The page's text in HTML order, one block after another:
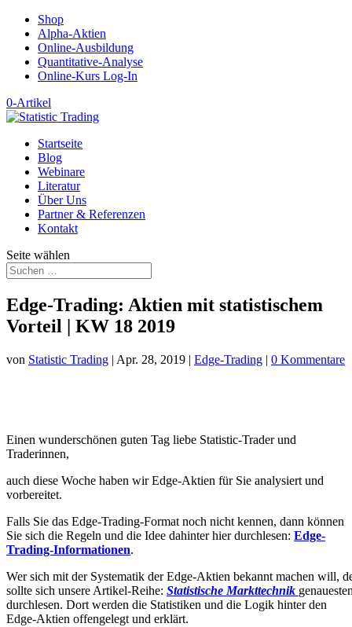
Shop
Alpha-Aktien
Online-Ausbildung
Quantitative-Analyse
Online-Kurs Log-In
0-Artikel
Startseite
Blog
Webinare
Literatur
Über Uns
Partner & Referenzen
Kontakt
Seite wählen
Edge-Trading: Aktien mit statistischem
Vorteil | KW 18 2019
von Statistic Trading | Apr. 28, 2019 | Edge-Trading | 0 Kommentare
Einen wunderschönen guten Tag liebe Statistic-Trader und
Traderinnen,
auch diese Woche haben wir Edge-Aktien für Sie analysiert und
vorbereitet.
Falls Sie das Edge-Trading-Format noch nicht kennen, dann können
Sie sich die Regeln und die Idee dahinter hier durchlesen: Edge-
Trading-Informationen.
Wer sich mit der Systematik der Edge-Aktien bekannt machen will,
sollte sich unsere Artikel-Reihe: Statistische Markttechnik
durchlesen. Dort werden die Statistiken und die Logik hinter den
Edge-Aktien offengelegt und erklärt.